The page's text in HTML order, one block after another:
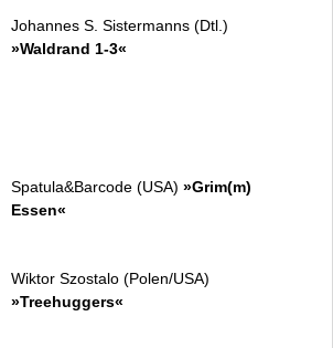
Johannes S. Sistermanns (Dtl.)
»Waldrand 1-3«
Spatula&Barcode (USA) »Grim(m)
Essen«
Wiktor Szostalo (Polen/USA)
»Treehuggers«